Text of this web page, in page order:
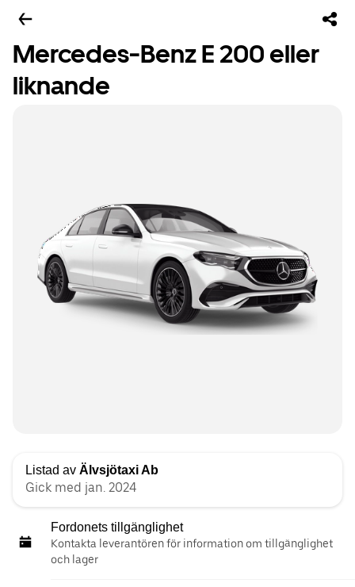
Mercedes-Benz E 200 eller
liknande
Listad av Älvsjötaxi Ab
Gick med jan. 2024
Fordonets tillgänglighet
Kontakta leverantören för information om tillgänglighet
och lager